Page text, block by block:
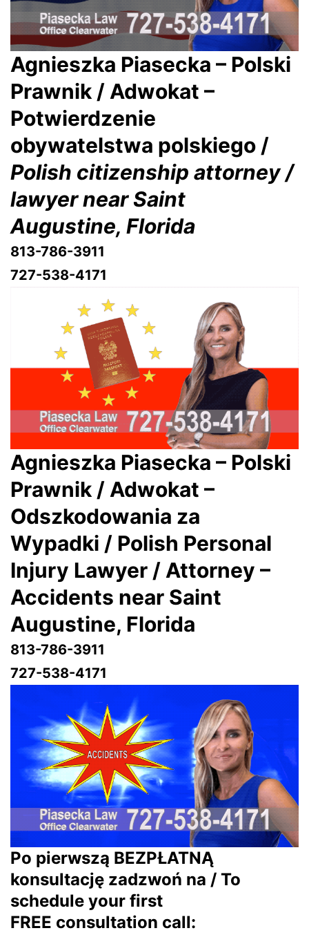
Agnieszka Piasecka – Polski
Prawnik / Adwokat –
Potwierdzenie
obywatelstwa polskiego /
Polish citizenship attorney /
lawyer near Saint
Augustine, Florida
813-786-3911
727-538-4171
Agnieszka Piasecka – Polski
Prawnik / Adwokat –
Odszkodowania za
Wypadki / Polish Personal
Injury Lawyer / Attorney –
Accidents near Saint
Augustine, Florida
813-786-3911
727-538-4171
Po pierwszą BEZPŁATNĄ
konsultację zadzwoń na / To
schedule your first
FREE consultation call: